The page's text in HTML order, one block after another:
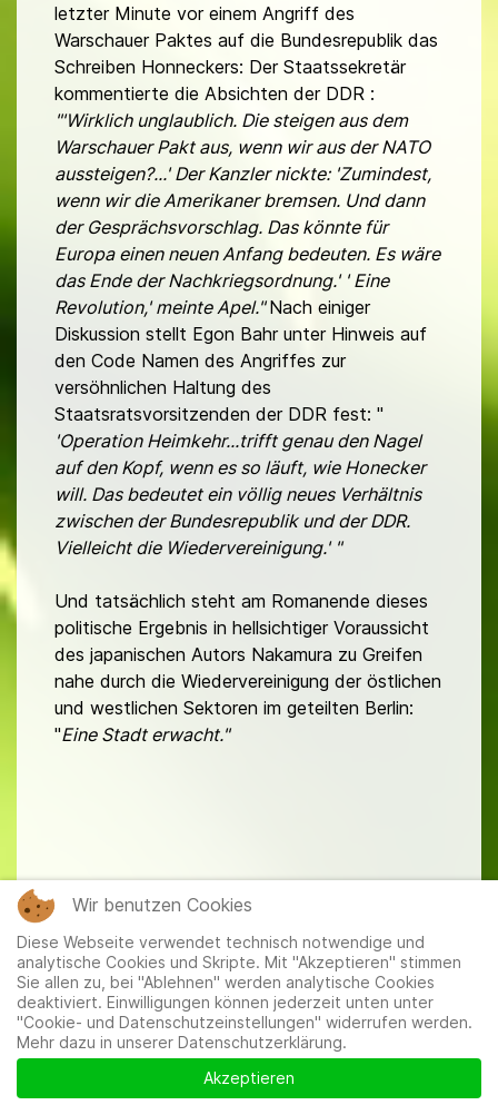
letzter Minute vor einem Angriff des
Warschauer Paktes auf die Bundesrepublik das
Schreiben Honneckers: Der Staatssekretär
kommentierte die Absichten der DDR :
"'Wirklich unglaublich. Die steigen aus dem
Warschauer Pakt aus, wenn wir aus der NATO
aussteigen?...' Der Kanzler nickte: 'Zumindest,
wenn wir die Amerikaner bremsen. Und dann
der Gesprächsvorschlag. Das könnte für
Europa einen neuen Anfang bedeuten. Es wäre
das Ende der Nachkriegsordnung.' ' Eine
Revolution,' meinte Apel."Nach einiger
Diskussion stellt Egon Bahr unter Hinweis auf
den Code Namen des Angriffes zur
versöhnlichen Haltung des
Staatsratsvorsitzenden der DDR fest: "
'Operation Heimkehr...trifft genau den Nagel
auf den Kopf, wenn es so läuft, wie Honecker
will. Das bedeutet ein völlig neues Verhältnis
zwischen der Bundesrepublik und der DDR.
Vielleicht die Wiedervereinigung.' "
Und tatsächlich steht am Romanende dieses
politische Ergebnis in hellsichtiger Voraussicht
des japanischen Autors Nakamura zu Greifen
nahe durch die Wiedervereinigung der östlichen
und westlichen Sektoren im geteilten Berlin:
"Eine Stadt erwacht."
Buchbesprechung in "Japanische Literatur"
Mitglieder|Impressum|Datenschutzerklärung|Cookie-
und Datenschutzeinstellungen
Wir benutzen Cookies
Diese Webseite verwendet technisch notwendige und
analytische Cookies und Skripte. Mit "Akzeptieren" stimmen
Sie allen zu, bei "Ablehnen" werden analytische Cookies
deaktiviert. Einwilligungen können jederzeit unten unter
"Cookie- und Datenschutzeinstellungen" widerrufen werden.
Mehr dazu in unserer Datenschutzerklärung.
Akzeptieren